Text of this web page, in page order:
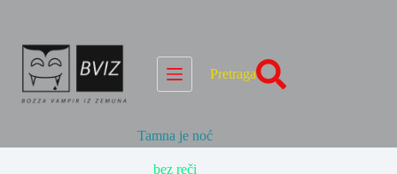
Pretraga
Tamna je noć
bez reči